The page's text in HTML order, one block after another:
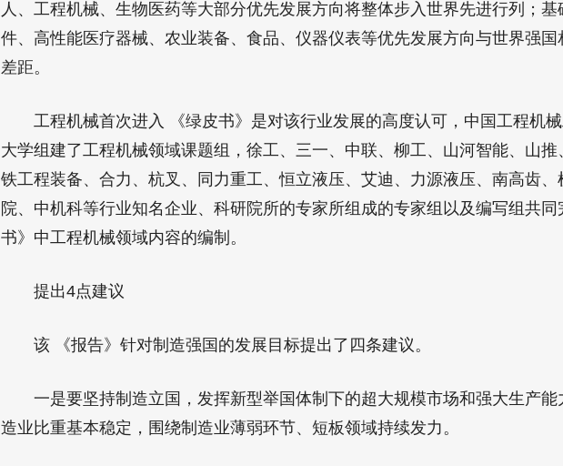
人、工程机械、生物医药等大部分优先发展方向将整体步入世界先进行列；
件、高性能医疗器械、农业装备、食品、仪器仪表等优先发展方向与世界强国
差距。
工程机械首次进入 《绿皮书》是对该行业发展的高度认可，中国工程机
大学组建了工程机械领域课题组，徐工、三一、中联、柳工、山河智能、山推
铁工程装备、合力、杭叉、同力重工、恒立液压、艾迪、力源液压、南高齿、
院、中机科等行业知名企业、科研院所的专家所组成的专家组以及编写组共同
书》中工程机械领域内容的编制。
提出4点建议
该 《报告》针对制造强国的发展目标提出了四条建议。
一是要坚持制造立国，发挥新型举国体制下的超大规模市场和强大生产能
造业比重基本稳定，围绕制造业薄弱环节、短板领域持续发力。